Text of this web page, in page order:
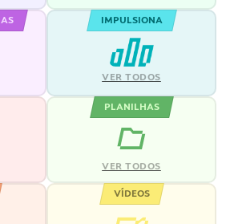
IMPULSIONA
VER TODOS
PLANILHAS
VER TODOS
VÍDEOS